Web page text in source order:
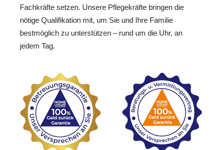
Fachkräfte setzen. Unsere Pflegekräfte bringen die
nötige Qualifikation mit, um Sie und Ihre Familie
bestmöglich zu unterstützen – rund um die Uhr, an
jedem Tag.